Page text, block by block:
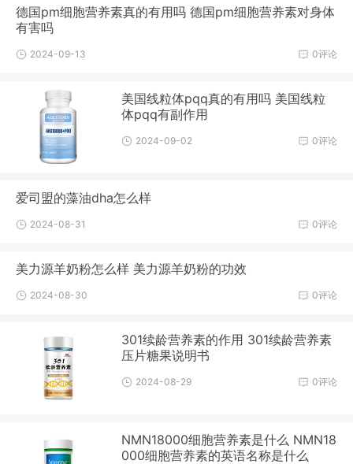
德国pm细胞营养素真的有用吗 德国pm细胞营养素对身体
有害吗
0评论
2024-09-13
美国线粒体pqq真的有用吗 美国线粒
体pqq有副作用
0评论
2024-09-02
爱司盟的藻油dha怎么样
0评论
2024-08-31
美力源羊奶粉怎么样 美力源羊奶粉的功效
0评论
2024-08-30
301续龄营养素的作用 301续龄营养素
压片糖果说明书
0评论
2024-08-29
NMN18000细胞营养素是什么 NMN18
000细胞营养素的英语名称是什么